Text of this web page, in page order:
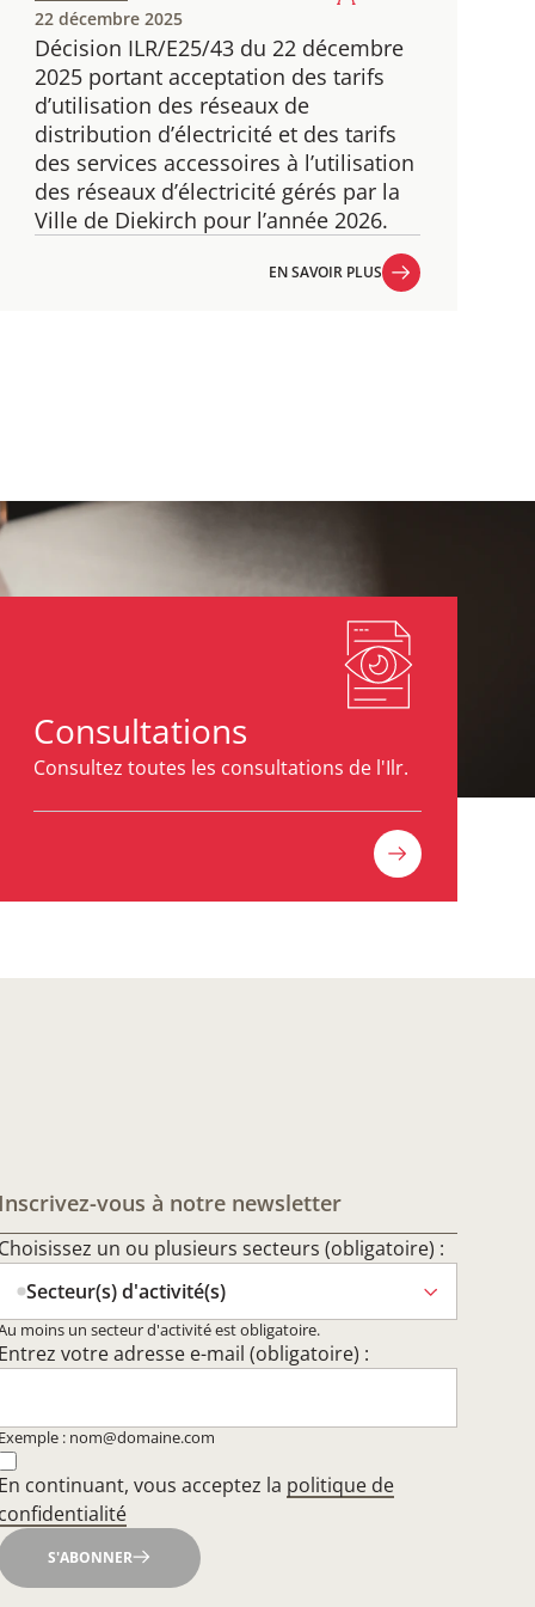
Décision ILR/E25/43 du 22 décembre
2025 portant acceptation des tarifs
d’utilisation des réseaux de
distribution d’électricité et des tarifs
des services accessoires à l’utilisation
des réseaux d’électricité gérés par la
Ville de Diekirch pour l’année 2026.
22 décembre 2025
EN SAVOIR PLUS
Consultations
Consultez toutes les consultations de l'Ilr.
Inscrivez-vous à notre newsletter
Choisissez un ou plusieurs secteurs (obligatoire) :
Secteur(s) d'activité(s)
moins un secteur d'activité est obligatoire.
Entrez votre adresse e-mail (obligatoire) :
Exemple : nom@domaine.com
En continuant, vous acceptez la politique de
confidentialité
S'ABONNER